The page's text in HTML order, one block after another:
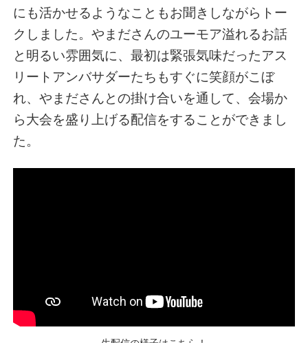
にも活かせるようなこともお聞きしながらトー
クしました。やまださんのユーモア溢れるお話
と明るい雰囲気に、最初は緊張気味だったアス
リートアンバサダーたちもすぐに笑顔がこぼ
れ、やまださんとの掛け合いを通して、会場か
ら大会を盛り上げる配信をすることができまし
た。